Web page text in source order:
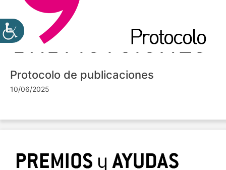
Protocolo de publicaciones
10/06/2025